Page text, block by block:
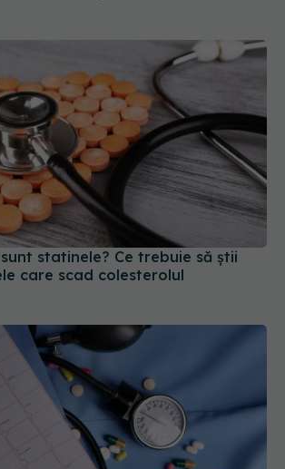
statinele? Ce trebuie să știi
care scad colesterolul